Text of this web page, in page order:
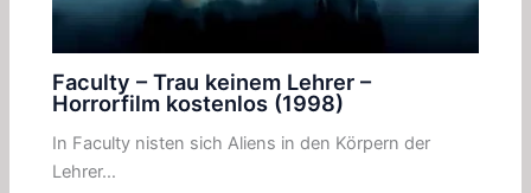
Faculty – Trau keinem Lehrer –
Horrorfilm kostenlos (1998)
In Faculty nisten sich Aliens in den Körpern der
Lehrer…